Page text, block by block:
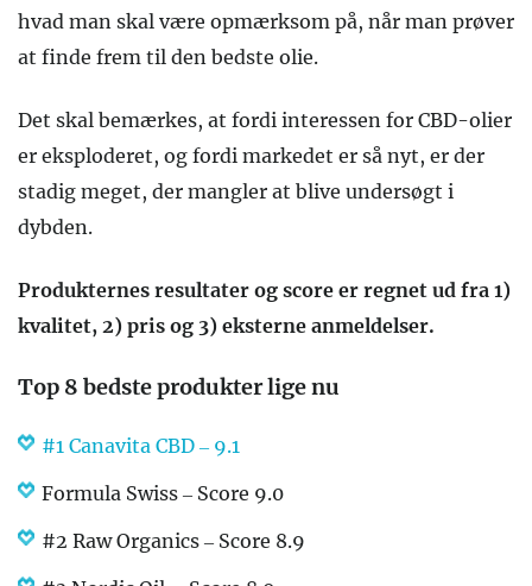
hvad man skal være opmærksom på, når man prøver
at finde frem til den bedste olie.
Det skal bemærkes, at fordi interessen for CBD-olier
er eksploderet, og fordi markedet er så nyt, er der
stadig meget, der mangler at blive undersøgt i
dybden.
Produkternes resultater og score er regnet ud fra 1)
kvalitet, 2) pris og 3) eksterne anmeldelser.
Top 8 bedste produkter lige nu
#1 Canavita CBD – 9.1
Formula Swiss – Score 9.0
#2 Raw Organics – Score 8.9